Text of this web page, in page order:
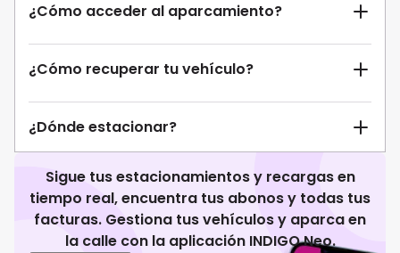
¿Cómo acceder al aparcamiento?
¿Cómo recuperar tu vehículo?
¿Dónde estacionar?
Sigue tus estacionamientos y recargas en
tiempo real, encuentra tus abonos y todas tus
facturas. Gestiona tus vehículos y aparca en
la calle con la aplicación INDIGO Neo.